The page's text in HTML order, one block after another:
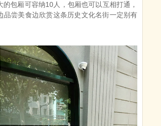
包厢可容纳10人，包厢也可以互相打通，
尝美食边欣赏这条历史文化名街一定别有